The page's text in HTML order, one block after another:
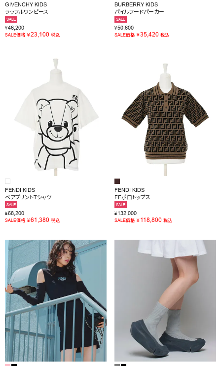
GIVENCHY KIDS
ラッフルワンピース
SALE
¥46,200
SALE価格 ¥23,100 税込
BURBERRY KIDS
パイルフードパーカー
SALE
¥50,600
SALE価格 ¥35,420 税込
FENDI KIDS
ベアプリントTシャツ
SALE
¥68,200
SALE価格 ¥61,380 税込
FENDI KIDS
FFポロトップス
SALE
¥132,000
SALE価格 ¥118,800 税込